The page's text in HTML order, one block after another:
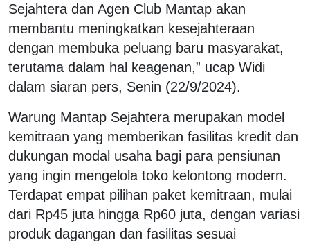
Sejahtera dan Agen Club Mantap akan
membantu meningkatkan kesejahteraan
dengan membuka peluang baru masyarakat,
terutama dalam hal keagenan,” ucap Widi
dalam siaran pers, Senin (22/9/2024).
Warung Mantap Sejahtera merupakan model
kemitraan yang memberikan fasilitas kredit dan
dukungan modal usaha bagi para pensiunan
yang ingin mengelola toko kelontong modern.
Terdapat empat pilihan paket kemitraan, mulai
dari Rp45 juta hingga Rp60 juta, dengan variasi
produk dagangan dan fasilitas sesuai